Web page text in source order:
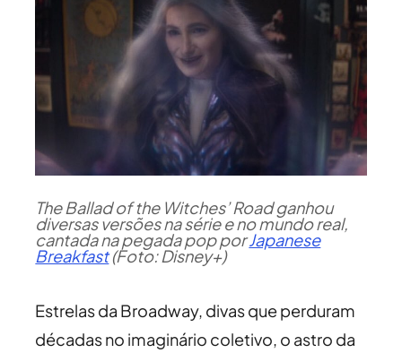
The Ballad of the Witches’ Road ganhou
diversas versões na série e no mundo real,
cantada na pegada pop porJapanese
Breakfast(Foto: Disney+)
Estrelas da Broadway, divas que perduram
décadas no imaginário coletivo, o astro da